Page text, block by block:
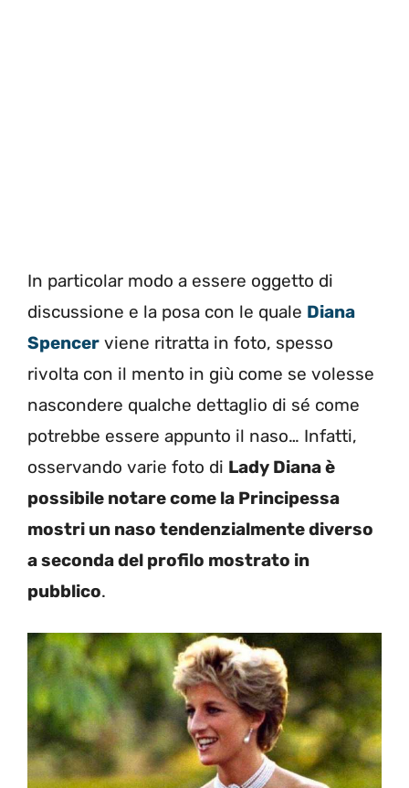
In particolar modo a essere oggetto di
discussione e la posa con le quale Diana
Spencer viene ritratta in foto, spesso
rivolta con il mento in giù come se volesse
nascondere qualche dettaglio di sé come
potrebbe essere appunto il naso… Infatti,
osservando varie foto di Lady Diana è
possibile notare come la Principessa
mostri un naso tendenzialmente diverso
a seconda del profilo mostrato in
pubblico.